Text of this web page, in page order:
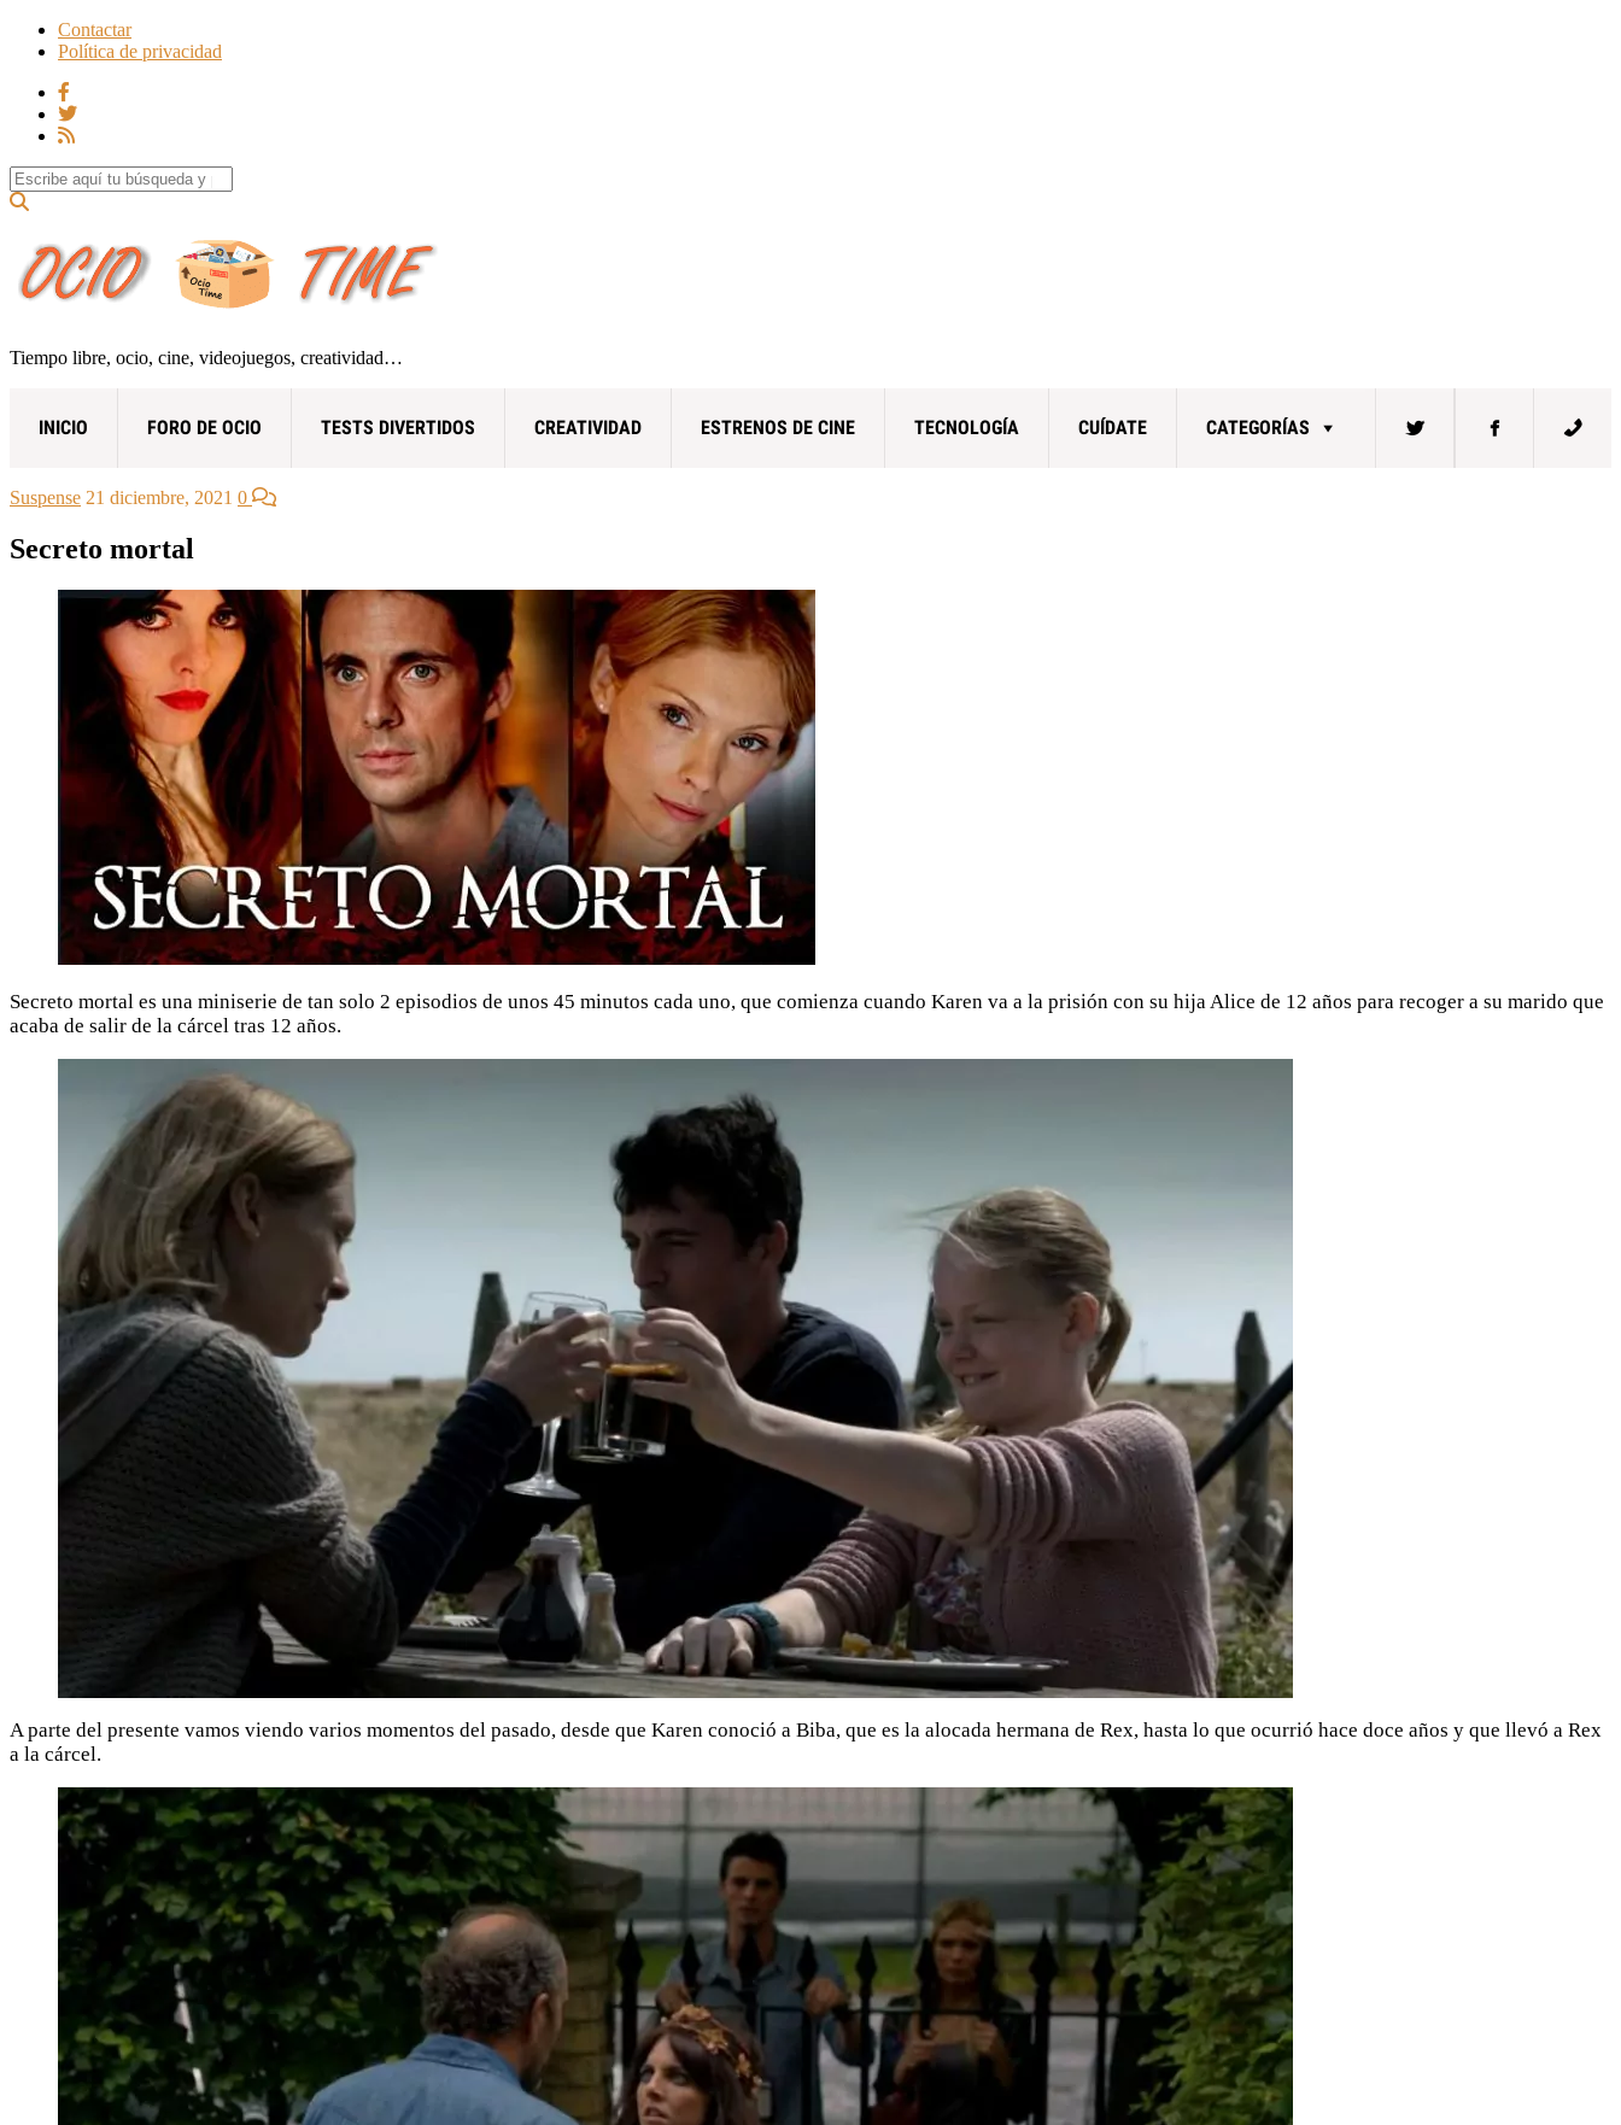
Contactar
Política de privacidad
Search for:
Tiempo libre, ocio, cine, videojuegos, creatividad…
INICIO FORO DE OCIO TESTS DIVERTIDOS CREATIVIDAD ESTRENOS DE CINE TECNOLOGÍA CUÍDATE CATEGORÍAS
Suspense 21 diciembre, 2021 0
Secreto mortal
Secreto mortal es una miniserie de tan solo 2 episodios de unos 45 minutos cada uno, que comienza cuando Karen va a la prisión con su hija Alice de 12 años para recoger a su marido que
acaba de salir de la cárcel tras 12 años.
A parte del presente vamos viendo varios momentos del pasado, desde que Karen conoció a Biba, que es la alocada hermana de Rex, hasta lo que ocurrió hace doce años y que llevó a Rex
a la cárcel.